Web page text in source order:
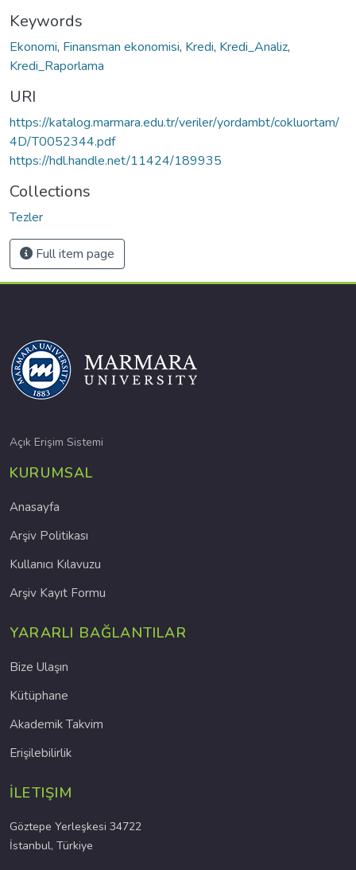
Keywords
Ekonomi, Finansman ekonomisi, Kredi, Kredi_Analiz,
Kredi_Raporlama
URI
https://katalog.marmara.edu.tr/veriler/yordambt/cokluortam/
4D/T0052344.pdf
https://hdl.handle.net/11424/189935
Collections
Tezler
Full item page
Açık Erişim Sistemi
KURUMSAL
Anasayfa
Arşiv Politikası
Kullanıcı Kılavuzu
Arşiv Kayıt Formu
YARARLI BAĞLANTILAR
Bize Ulaşın
Kütüphane
Akademik Takvim
Erişilebilirlik
İLETIŞIM
Göztepe Yerleşkesi 34722
İstanbul, Türkiye